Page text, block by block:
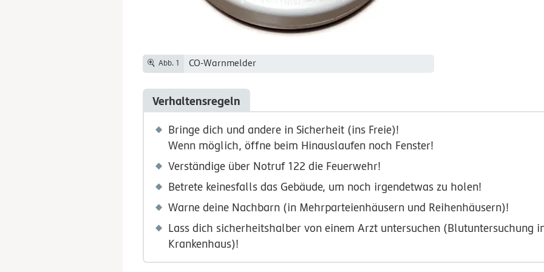
Abb. 1 CO-Warnmelder
Verhaltensregeln
Bringe dich und andere in Sicherheit (ins Freie)!
Wenn möglich, öffne beim Hinauslaufen noch Fenster!
Verständige über Notruf 122 die Feuerwehr!
Betrete keinesfalls das Gebäude, um noch irgendetwas zu holen!
Warne deine Nachbarn (in Mehrparteienhäusern und Reihenhäusern)!
Lass dich sicherheitshalber von einem Arzt untersuchen (Blutuntersuchung
Krankenhaus)!